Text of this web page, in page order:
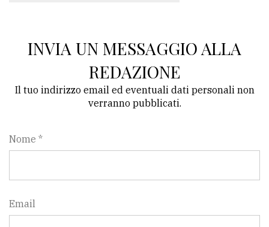
INVIA UN MESSAGGIO ALLA
REDAZIONE
Il tuo indirizzo email ed eventuali dati personali non
verranno pubblicati.
Nome *
Email